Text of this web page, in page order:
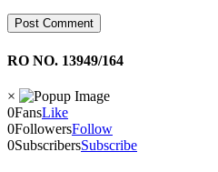
RO NO. 13949/164
×
0FansLike
0FollowersFollow
0SubscribersSubscribe